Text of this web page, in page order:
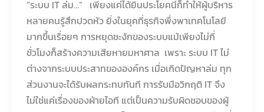
“ระบบ IT ล่ม…” เพียงแค่ได้ยินประโยคนี้ก็ทำให้ผู้บริหาร
หลายคนรู้สึกปวดหัว ยิ่งในยุคที่ธุรกิจพึ่งพาเทคโนโลยี
มากขึ้นเรื่อยๆ การหยุดชะงักของระบบแม้เพียงไม่กี่
ชั่วโมงก็สร้างความเสียหายมหาศาล เพราะ ระบบ IT ไม่
ต่างจากระบบประสาทขององค์กร เมื่อเกิดปัญหาล่ม ทุก
ส่วนงานจะได้รับผลกระทบทันที การรับมือวิกฤติ IT จึง
ไม่ใช่แค่เรื่องของฝ่ายไอที แต่เป็นความรับผิดชอบของผู้
บริหาร